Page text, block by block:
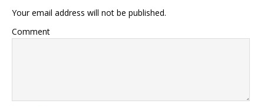
Your email address will not be published.
Comment